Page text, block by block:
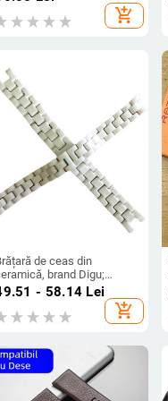
add_shopping_cart
de ceas din
brand Digu;
Guangzhou; sezon:
stil: modă
- 58.14 Lei
add_shopping_cart